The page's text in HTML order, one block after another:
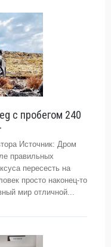
с пробегом 240
Источник: Дром
правильных
пересесть на
просто наконец-то
мир отличной...